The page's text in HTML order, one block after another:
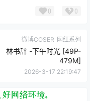
0 0
微博COSER 网红系列
林书辞 -下午时光 [49P-
479M]
2026-3-17 22:19:47